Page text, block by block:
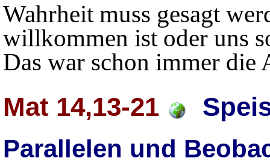
Wahrheit muss gesagt
willkommen ist oder uns
Das war schon immer die
Mat 14,13-21
Parallelen und